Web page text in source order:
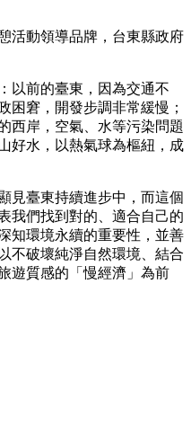
活動領導品牌，台東縣政府
以前的臺東，因為交通不
困窘，開發步調非常緩慢；
西岸，空氣、水等污染問題
好水，以熱氣球為樞紐，成
見臺東持續進步中，而這個
我們找到對的、適合自己的
知環境永續的重要性，並善
不破壞純淨自然環境、結合
遊質感的「慢經濟」為前